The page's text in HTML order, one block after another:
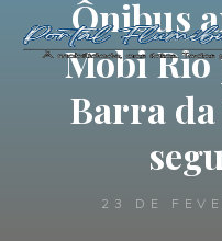
para
Ônibus
Mobi Rio
Barra
23 DE